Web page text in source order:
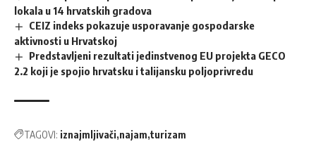
lokala u 14 hrvatskih gradova
CEIZ indeks pokazuje usporavanje gospodarske
aktivnosti u Hrvatskoj
Predstavljeni rezultati jedinstvenog EU projekta GECO
2.2 koji je spojio hrvatsku i talijansku poljoprivredu
TAGOVI: iznajmljivači najam turizam